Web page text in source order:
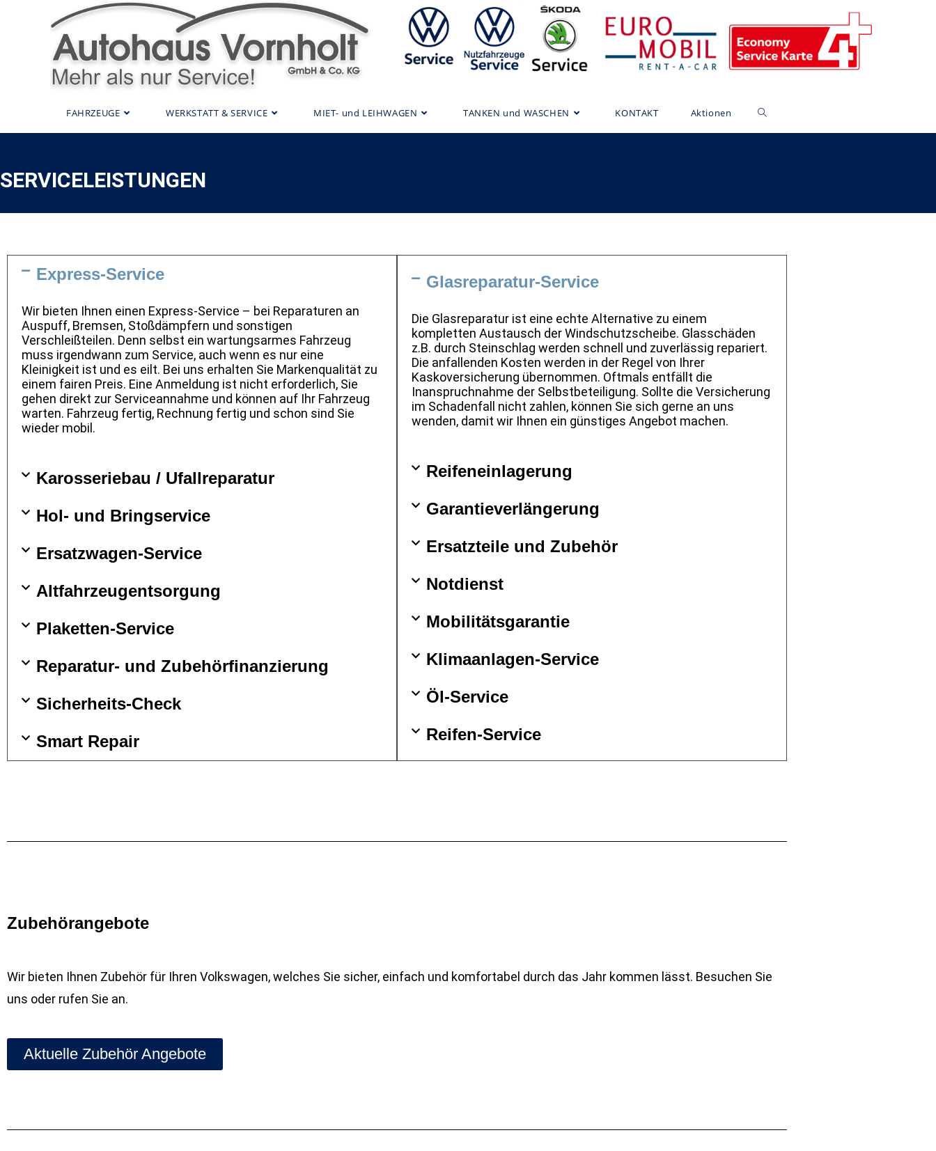
FAHRZEUGE WERKSTATT & SERVICE MIET- und LEIHWAGEN TANKEN und WASCHEN KONTAKT Aktionen
SERVICELEISTUNGEN
Express-Service
Wir bieten Ihnen einen Express-Service – bei Reparaturen an
Auspuff, Bremsen, Stoßdämpfern und sonstigen
Verschleißteilen. Denn selbst ein wartungsarmes Fahrzeug
muss irgendwann zum Service, auch wenn es nur eine
Kleinigkeit ist und es eilt. Bei uns erhalten Sie Markenqualität zu
einem fairen Preis. Eine Anmeldung ist nicht erforderlich, Sie
gehen direkt zur Serviceannahme und können auf Ihr Fahrzeug
warten. Fahrzeug fertig, Rechnung fertig und schon sind Sie
wieder mobil.
Karosseriebau / Ufallreparatur
Hol- und Bringservice
Ersatzwagen-Service
Altfahrzeugentsorgung
Plaketten-Service
Reparatur- und Zubehörfinanzierung
Sicherheits-Check
Smart Repair
Glasreparatur-Service
Die Glasreparatur ist eine echte Alternative zu einem
kompletten Austausch der Windschutzscheibe. Glasschäden
z.B. durch Steinschlag werden schnell und zuverlässig repariert.
Die anfallenden Kosten werden in der Regel von Ihrer
Kaskoversicherung übernommen. Oftmals entfällt die
Inanspruchnahme der Selbstbeteiligung. Sollte die Versicherung
im Schadenfall nicht zahlen, können Sie sich gerne an uns
wenden, damit wir Ihnen ein günstiges Angebot machen.
Reifeneinlagerung
Garantieverlängerung
Ersatzteile und Zubehör
Notdienst
Mobilitätsgarantie
Klimaanlagen-Service
Öl-Service
Reifen-Service
Zubehörangebote
Wir bieten Ihnen Zubehör für Ihren Volkswagen, welches Sie sicher, einfach und komfortabel durch das Jahr kommen lässt. Besuchen Sie
uns oder rufen Sie an.
Aktuelle Zubehör Angebote